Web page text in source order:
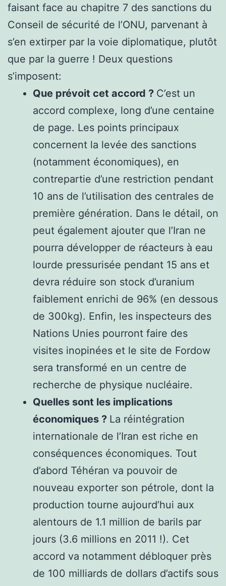
faisant face au chapitre 7 des sanctions du
Conseil de sécurité de l’ONU, parvenant à
s’en extirper par la voie diplomatique, plutôt
que par la guerre ! Deux questions
s’imposent:
Que prévoit cet accord ? C’est un
accord complexe, long d’une centaine
de page. Les points principaux
concernent la levée des sanctions
(notamment économiques), en
contrepartie d’une restriction pendant
10 ans de l’utilisation des centrales de
première génération. Dans le détail, on
peut également ajouter que l’Iran ne
pourra développer de réacteurs à eau
lourde pressurisée pendant 15 ans et
devra réduire son stock d’uranium
faiblement enrichi de 96% (en dessous
de 300kg). Enfin, les inspecteurs des
Nations Unies pourront faire des
visites inopinées et le site de Fordow
sera transformé en un centre de
recherche de physique nucléaire.
Quelles sont les implications
économiques ? La réintégration
internationale de l’Iran est riche en
conséquences économiques. Tout
d’abord Téhéran va pouvoir de
nouveau exporter son pétrole, dont la
production tourne aujourd’hui aux
alentours de 1.1 million de barils par
jours (3.6 millions en 2011 !). Cet
accord va notamment débloquer près
de 100 milliards de dollars d’actifs sous